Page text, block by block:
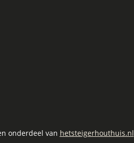
onderdeel van hetsteigerhouthuis.nl